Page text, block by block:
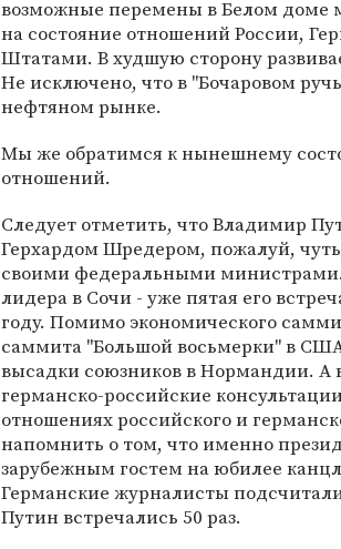
возможные перемены в Белом доме
на состояние отношений России,
Штатами. В худшую сторону
Не исключено, что в "Бочаровом
нефтяном рынке.
Мы же обратимся к нынешнему
отношений.
Следует отметить, что Владимир
Герхардом Шредером, пожалуй,
своими федеральными
лидера в Сочи - уже пятая его
году. Помимо экономического
саммита "Большой восьмерки" в
высадки союзников в Нормандии. А
германско-российские
отношениях российского и
напомнить о том, что именно
зарубежным гостем на юбилее
Германские журналисты
Путин встречались 50 раз.